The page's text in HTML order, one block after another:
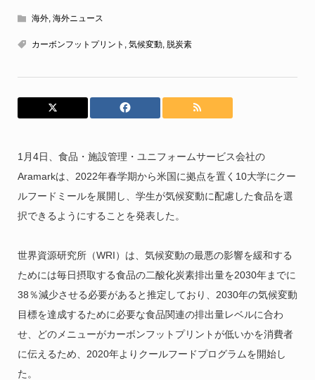
海外, 海外ニュース
カーボンフットプリント , 気候変動, 脱炭素
1月4日、食品・施設管理・ユニフォームサービス会社の
Aramarkは、2022年春学期から米国に拠点を置く10大学にクー
ルフードミールを展開し、学生が気候変動に配慮した食品を選
択できるようにすることを発表した。
世界資源研究所（WRI）は、気候変動の最悪の影響を緩和する
ためには毎日摂取する食品の二酸化炭素排出量を2030年までに
38％減少させる必要があると推定しており、2030年の気候変動
目標を達成するために必要な食品関連の排出量レベルに合わ
せ、どのメニューがカーボンフットプリントが低いかを消費者
に伝えるため、2020年よりクールフードプログラムを開始し
た。